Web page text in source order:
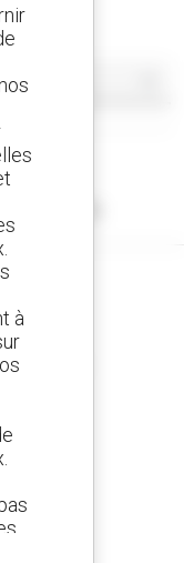
recherche.
d'occasion
à